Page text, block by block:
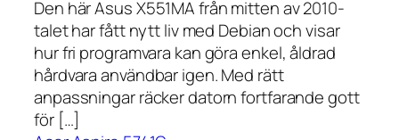
Den här Asus X551MA från mitten av 2010-
talet har fått nytt liv med Debian och visar
hur fri programvara kan göra enkel, åldrad
hårdvara användbar igen. Med rätt
anpassningar räcker datorn fortfarande gott
för […]